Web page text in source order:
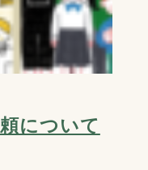
について